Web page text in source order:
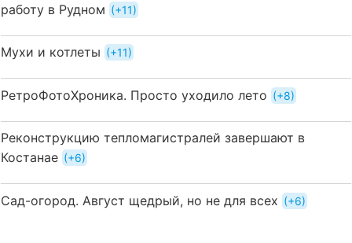
работу в Рудном
+11
Мухи и котлеты +11
РетроФотоХроника. Просто уходило лето +8
Реконструкцию тепломагистралей завершают в
Костанае
+6
Сад-огород. Август щедрый, но не для всех +6